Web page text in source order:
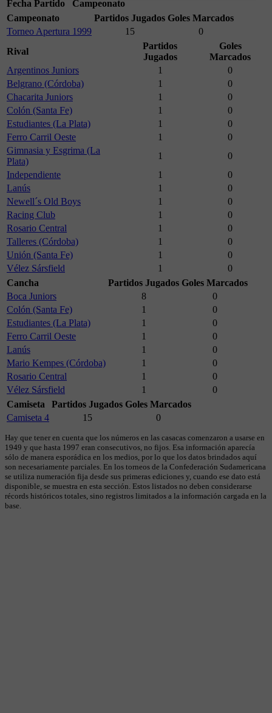
Fecha Partido
Campeonato
Campeonato
Partidos Jugados Goles Marcados
Torneo Apertura 1999
15
0
Rival
Partidos
Jugados
Goles
Marcados
Argentinos Juniors
1
0
Belgrano (Córdoba)
1
0
Chacarita Juniors
1
0
Colón (Santa Fe)
1
0
Estudiantes (La Plata)
1
0
Ferro Carril Oeste
1
0
Gimnasia y Esgrima (La
Plata)
1
0
Independiente
1
0
Lanús
1
0
Newell´s Old Boys
1
0
Racing Club
1
0
Rosario Central
1
0
Talleres (Córdoba)
1
0
Unión (Santa Fe)
1
0
Vélez Sársfield
1
0
Cancha
Partidos Jugados Goles Marcados
Boca Juniors
8
0
Colón (Santa Fe)
1
0
Estudiantes (La Plata)
1
0
Ferro Carril Oeste
1
0
Lanús
1
0
Mario Kempes (Córdoba)
1
0
Rosario Central
1
0
Vélez Sársfield
1
0
Camiseta
Partidos Jugados Goles Marcados
Camiseta 4
15 0
Hay que tener en cuenta que los números en las casacas comenzaron a usarse en
1949 y que hasta 1997 eran consecutivos, no fijos. Esa información aparecía
sólo de manera esporádica en los medios, por lo que los datos brindados aquí
son necesariamente parciales. En los torneos de la Confederación Sudamericana
se utiliza numeración fija desde sus primeras ediciones y, cuando ese dato está
disponible, se muestra en esta sección. Estos listados no deben considerarse
récords históricos totales, sino registros limitados a la información cargada en la
base.